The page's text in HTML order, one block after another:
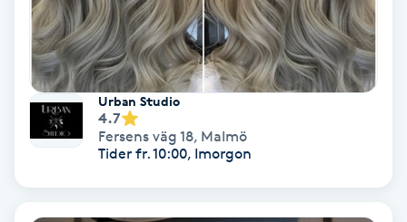
Fransk manikyr
Fransrengöring
Frekvensterapi
Friskvårdsmassage
Urban Studio
4.7
Fersens väg 18, Malmö
Tider fr. 10:00, Imorgon